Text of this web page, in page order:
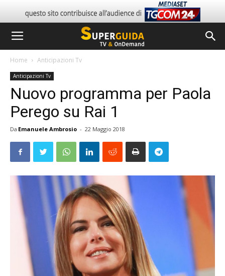
Home Anticipazioni Tv
Anticipazioni Tv
Nuovo programma per Paola
Perego su Rai 1
Da Emanuele Ambrosio - 22 Maggio 2018